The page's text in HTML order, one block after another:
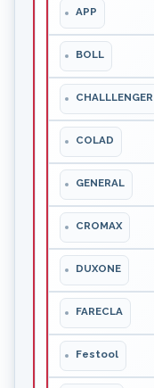
APP
BOLL
CHALLLENGER
COLAD
GENERAL
CROMAX
DUXONE
FARECLA
Festool